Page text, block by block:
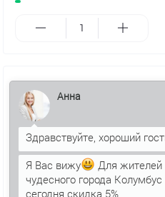
Я Вас вижу
Для жителей
чудесного города Колумбус